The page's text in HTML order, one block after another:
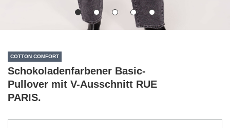
COTTON COMFORT
Schokoladenfarbener Basic-
Pullover mit V-Ausschnitt RUE
PARIS.